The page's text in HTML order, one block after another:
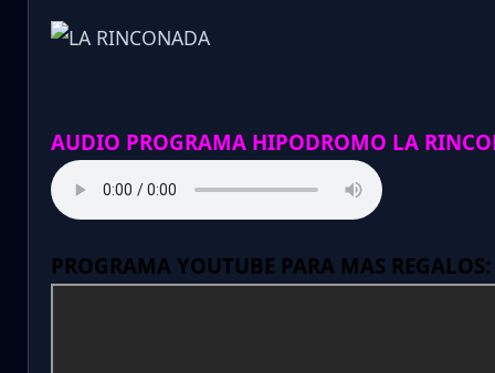
AUDIO PROGRAMA HIPODROMO LA
PROGRAMA YOUTUBE PARA MAS REGALOS: